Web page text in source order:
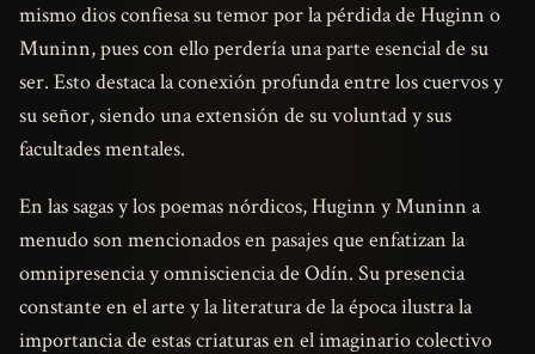
mismo dios confiesa su temor por la pérdida de Huginn o
Muninn, pues con ello perdería una parte esencial de su
ser. Esto destaca la conexión profunda entre los cuervos y
su señor, siendo una extensión de su voluntad y sus
facultades mentales.
En las sagas y los poemas nórdicos, Huginn y Muninn a
menudo son mencionados en pasajes que enfatizan la
omnipresencia y omnisciencia de Odín. Su presencia
constante en el arte y la literatura de la época ilustra la
importancia de estas criaturas en el imaginario colectivo